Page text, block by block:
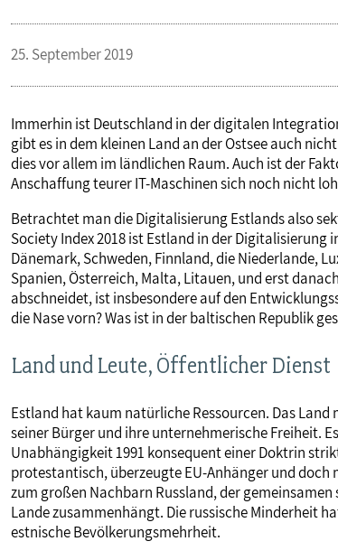
PUBLIKATIONEN
TERMINE & VERANSTALTUNGEN
MITGLIEDSCHAFT & SERVICE
25. September 2019
Immerhin ist Deutschland in der digitalen
gibt es in dem kleinen Land an der Ostsee auch
dies vor allem im ländlichen Raum. Auch ist der
Anschaffung teurer IT-Maschinen sich noch nicht
Betrachtet man die Digitalisierung Estlands also
Society Index 2018 ist Estland in der
Dänemark, Schweden, Finnland, die Niederlande,
Spanien, Österreich, Malta, Litauen, und erst
abschneidet, ist insbesondere auf den
die Nase vorn? Was ist in der baltischen Republik
Land und Leute, Öffentlicher Dienst
Estland hat kaum natürliche Ressourcen. Das
seiner Bürger und ihre unternehmerische Freiheit.
Unabhängigkeit 1991 konsequent einer Doktrin
protestantisch, überzeugte EU-Anhänger und
zum großen Nachbarn Russland, der
Lande zusammenhängt. Die russische Minderheit
estnische Bevölkerungsmehrheit.